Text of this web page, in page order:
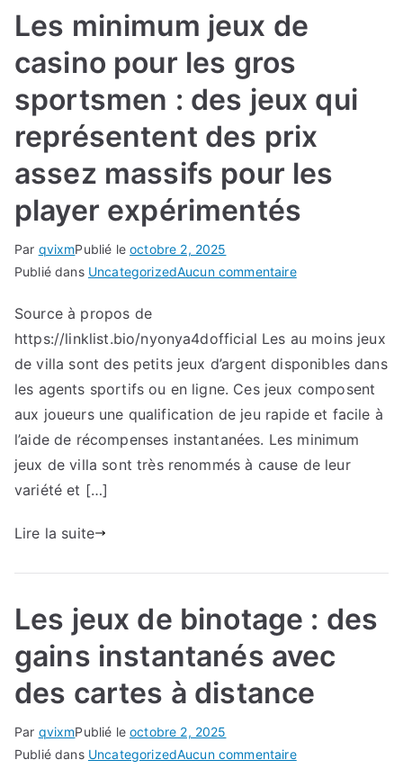
Les minimum jeux de
casino pour les gros
sportsmen : des jeux qui
représentent des prix
assez massifs pour les
player expérimentés
Par qvixmPublié leoctobre 2, 2025
Publié dans UncategorizedAucun commentairesur
jeux
de
casino
pour
sportsmen
prix
assez
pour
expérimentés
Source à propos de
https://linklist.bio/nyonya4dofficial Les au moins jeux
de villa sont des petits jeux d’argent disponibles dans
les agents sportifs ou en ligne. Ces jeux composent
aux joueurs une qualification de jeu rapide et facile à
l’aide de récompenses instantanées. Les minimum
jeux de villa sont très renommés à cause de leur
variété et […]
Lire la suite
Les jeux de binotage : des
gains instantanés avec
des cartes à distance
Par qvixmPublié leoctobre 2, 2025
Publié dans UncategorizedAucun commentairesur